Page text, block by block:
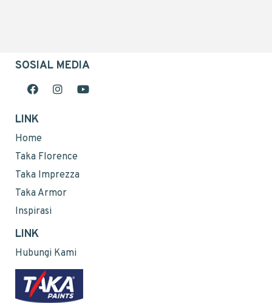
SOSIAL MEDIA
LINK
Home
Taka Florence
Taka Imprezza
Taka Armor
Inspirasi
LINK
Hubungi Kami